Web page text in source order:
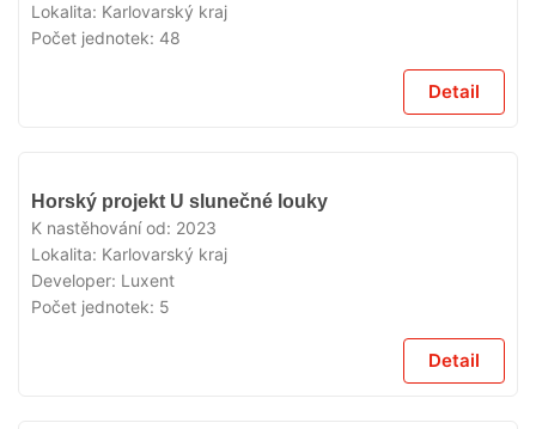
Lokalita: Karlovarský kraj
Počet jednotek: 48
Detail
VYPRODÁNO
Horský projekt U slunečné louky
K nastěhování od: 2023
Lokalita: Karlovarský kraj
Developer: Luxent
Počet jednotek: 5
Detail